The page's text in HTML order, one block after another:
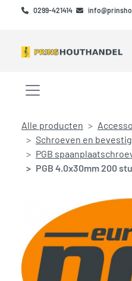
0299-421414
Menu openen/sluiten
Alle producten
Schroeven en
PGB
PGB 4.0x30mm 200